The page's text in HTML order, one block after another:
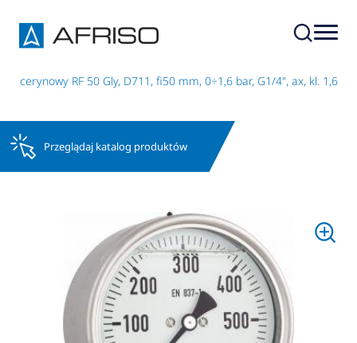
glicerynowy RF 50 Gly, D711, fi50 mm, 0÷1,6 bar, G1/4", ax, kl. 1,6
Przeglądaj katalog produktów